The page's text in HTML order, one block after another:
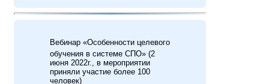
Вебинар «Особенности целевого
обучения в системе СПО» (2
июня 2022г., в мероприятии
приняли участие более 100
человек)